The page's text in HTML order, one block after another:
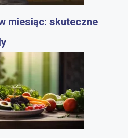
miesiąc: skuteczne